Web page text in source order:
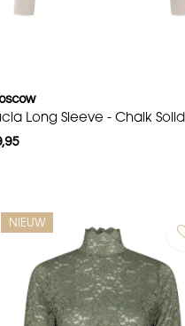
Long Sleeve - Chalk Solid
NIEUW